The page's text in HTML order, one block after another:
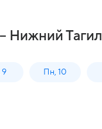
Нижний Тагил
9 Пн, 10